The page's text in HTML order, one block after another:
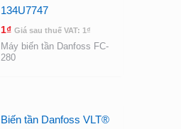
134U7747
1₫ Giá sau thuế VAT: 1 ₫
Máy biến tần Danfoss FC-
280
Biến tần Danfoss VLT®